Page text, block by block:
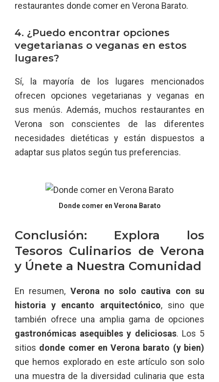
restaurantes donde comer en Verona Barato.
4. ¿Puedo encontrar opciones
vegetarianas o veganas en estos
lugares?
Sí, la mayoría de los lugares mencionados
ofrecen opciones vegetarianas y veganas en
sus menús. Además, muchos restaurantes en
Verona son conscientes de las diferentes
necesidades dietéticas y están dispuestos a
adaptar sus platos según tus preferencias.
Donde comer en Verona Barato
Conclusión: Explora los
Tesoros Culinarios de Verona
y Únete a Nuestra Comunidad
En resumen, Verona no solo cautiva con su
historia y encanto arquitectónico, sino que
también ofrece una amplia gama de opciones
gastronómicas asequibles y deliciosas. Los 5
sitios donde comer en Verona barato (y bien)
que hemos explorado en este artículo son solo
una muestra de la diversidad culinaria que esta